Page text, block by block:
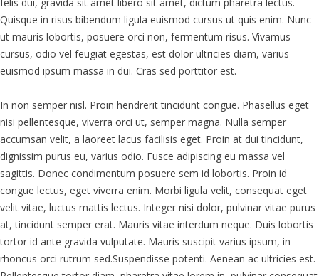
Quisque in risus bibendum ligula euismod cursus ut quis enim. Nunc
ut mauris lobortis, posuere orci non, fermentum risus. Vivamus
cursus, odio vel feugiat egestas, est dolor ultricies diam, varius
euismod ipsum massa in dui. Cras sed porttitor est.
In non semper nisl. Proin hendrerit tincidunt congue. Phasellus eget
nisi pellentesque, viverra orci ut, semper magna. Nulla semper
accumsan velit, a laoreet lacus facilisis eget. Proin at dui tincidunt,
dignissim purus eu, varius odio. Fusce adipiscing eu massa vel
sagittis. Donec condimentum posuere sem id lobortis. Proin id
congue lectus, eget viverra enim. Morbi ligula velit, consequat eget
velit vitae, luctus mattis lectus. Integer nisi dolor, pulvinar vitae purus
at, tincidunt semper erat. Mauris vitae interdum neque. Duis lobortis
tortor id ante gravida vulputate. Mauris suscipit varius ipsum, in
rhoncus orci rutrum sed.Suspendisse potenti. Aenean ac ultricies est.